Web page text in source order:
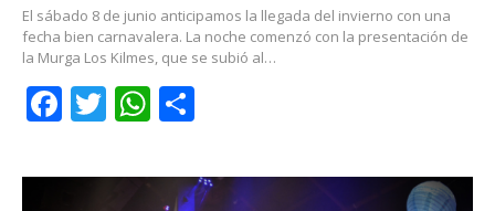
El sábado 8 de junio anticipamos la llegada del invierno con una
fecha bien carnavalera. La noche comenzó con la presentación de
la Murga Los Kilmes, que se subió al…
Facebook
TwitterWhatsApp